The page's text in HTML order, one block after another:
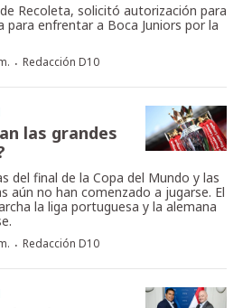
Recoleta, solicitó autorización para
para enfrentar a Boca Juniors por la
· Redacción D10
las grandes
del final de la Copa del Mundo y las
aún no han comenzado a jugarse. El
la liga portuguesa y la alemana
· Redacción D10